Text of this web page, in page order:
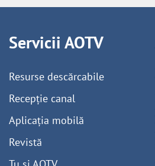
Servicii AOTV
Resurse descărcabile
Recepție canal
Aplicația mobilă
Revistă